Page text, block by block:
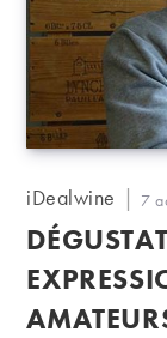
Auteur/autrice
la
publication :
iDealwine 7